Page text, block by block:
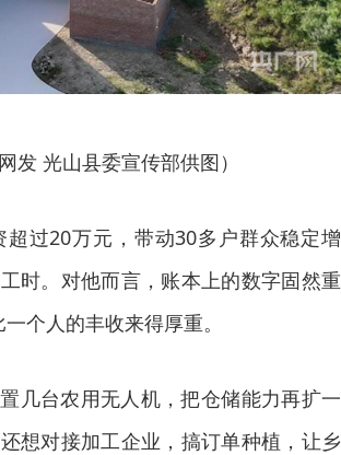
发 光山县委宣传部供图）
过20万元，带动30多户群众稳定增
时。对他而言，账本上的数字固然重
个人的丰收来得厚重。
几台农用无人机，把仓储能力再扩一
想对接加工企业，搞订单种植，让乡